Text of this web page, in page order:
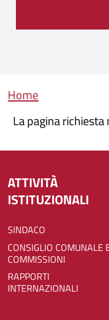
Briciole di pane
Home
La pagina
ATTIVITÀ
ISTITUZIONALI
SINDACO
CONSIGLIO COMUNALE E
COMMISSIONI
RAPPORTI
INTERNAZIONALI